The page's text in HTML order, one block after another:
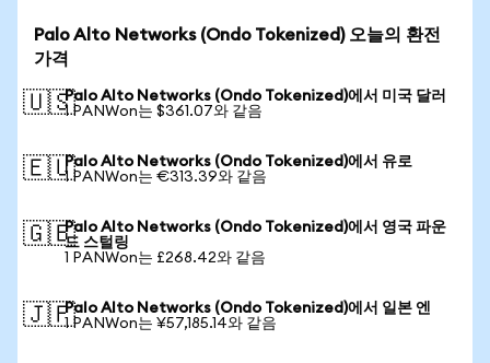
Palo Alto Networks (Ondo Tokenized) 오늘의 환전
가격
🇺🇸Palo Alto Networks (Ondo Tokenized)에서 미국 달러
1 PANWon는 $361.07와 같음
🇪🇺Palo Alto Networks (Ondo Tokenized)에서 유로
1 PANWon는 €313.39와 같음
🇬🇧Palo Alto Networks (Ondo Tokenized)에서 영국 파운
드 스털링
1 PANWon는 £268.42와 같음
🇯🇵Palo Alto Networks (Ondo Tokenized)에서 일본 엔
1 PANWon는 ¥57,185.14와 같음